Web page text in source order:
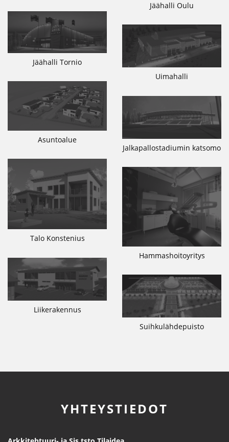
Jäähalli Oulu
Jäähalli Tornio
Uimahalli
Asuntoalue
Jalkapallostadiumin katsomo
Talo Konstenius
Hammashoitoyritys
Liikerakennus
Suihkulähdepuisto
YHTEYSTIEDOT